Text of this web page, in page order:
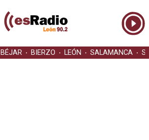
BÉJAR BIERZO LEÓN SALAMANCA